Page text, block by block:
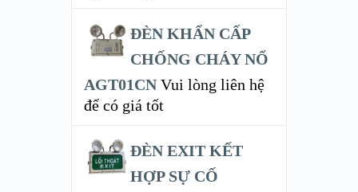
ĐÈN KHẨN CẤP
CHỐNG CHÁY NỔ
AGT01CN Vui lòng liên hệ
để có giá tốt
ĐÈN EXIT KẾT
HỢP SỰ CỐ